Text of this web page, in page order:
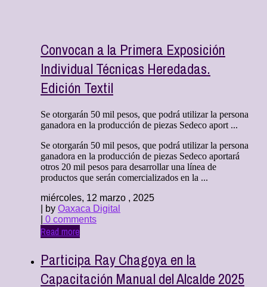
Convocan a la Primera Exposición
Individual Técnicas Heredadas.
Edición Textil
Se otorgarán 50 mil pesos, que podrá utilizar la persona
ganadora en la producción de piezas Sedeco aport ...
Se otorgarán 50 mil pesos, que podrá utilizar la persona
ganadora en la producción de piezas Sedeco aportará
otros 20 mil pesos para desarrollar una línea de
productos que serán comercializados en la ...
miércoles, 12 marzo , 2025
| by Oaxaca Digital
0 comments
Read more
Participa Ray Chagoya en la
Capacitación Manual del Alcalde 2025